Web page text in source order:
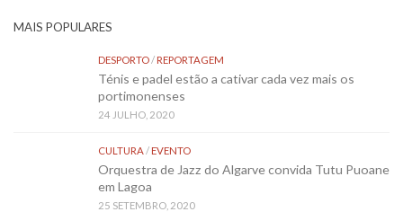
MAIS POPULARES
DESPORTO /REPORTAGEM
Ténis e padel estão a cativar cada vez mais os
portimonenses
24 JULHO, 2020
CULTURA /EVENTO
Orquestra de Jazz do Algarve convida Tutu Puoane
em Lagoa
25 SETEMBRO, 2020